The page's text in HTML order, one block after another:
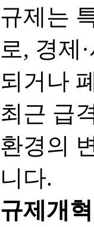
규제는
로, 경제
되거나
최근 급
환경의
니다.
규제개